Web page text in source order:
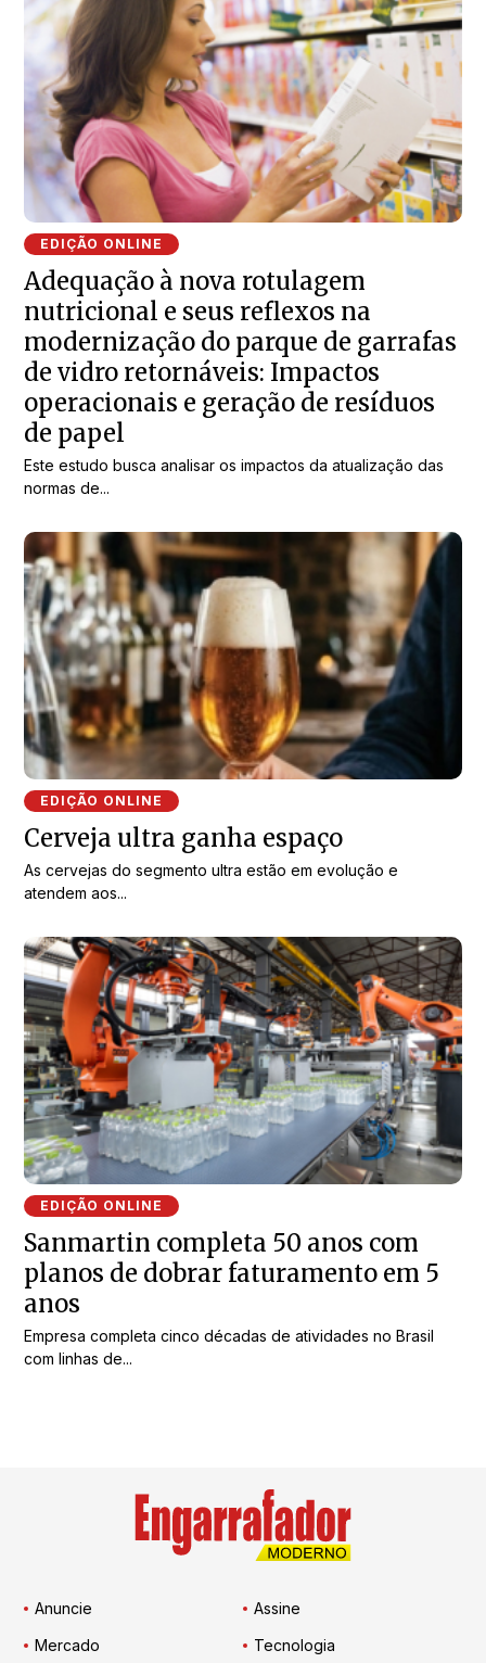
EDIÇÃO ONLINE
Adequação à nova rotulagem
nutricional e seus reflexos na
modernização do parque de garrafas
de vidro retornáveis: Impactos
operacionais e geração de resíduos
de papel
Este estudo busca analisar os impactos da atualização das
normas de...
EDIÇÃO ONLINE
Cerveja ultra ganha espaço
As cervejas do segmento ultra estão em evolução e
atendem aos...
EDIÇÃO ONLINE
Sanmartin completa 50 anos com
planos de dobrar faturamento em 5
anos
Empresa completa cinco décadas de atividades no Brasil
com linhas de...
Anuncie
Assine
Mercado
Tecnologia